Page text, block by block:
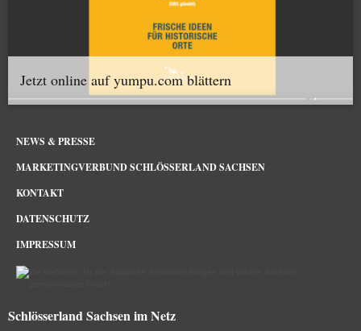
Jetzt online auf yumpu.com blättern
NEWS & PRESSE
MARKETINGVERBUND SCHLÖSSERLAND SACHSEN
KONTAKT
DATENSCHUTZ
IMPRESSUM
Schlösserland Sachsen im Netz